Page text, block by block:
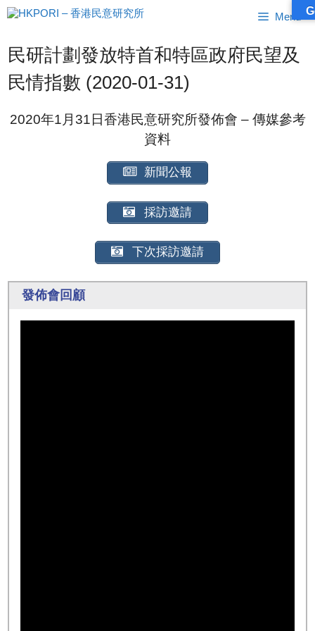
跳
至
容
Menu
民研計劃發放特首和特區政府民望及
民情指數 (2020-01-31)
2020年1月31日香港民意研究所發佈會 – 傳媒參考
資料
新聞公報
採訪邀請
下次採訪邀請
發佈會回顧